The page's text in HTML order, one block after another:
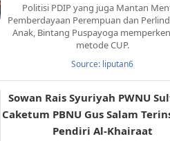
Politisi PDIP yang juga Mantan
Pemberdayaan Perempuan dan
Anak, Bintang Puspayoga
metode CUP.
Source: liputan6
Sowan Rais Syuriyah PWNU
Caketum PBNU Gus Salam
Pendiri Al-Khairaat